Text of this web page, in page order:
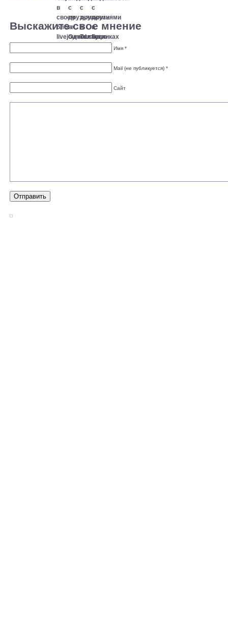
Выскажите свое мнение
Имя *
Mail (не публикуется) *
Сайт